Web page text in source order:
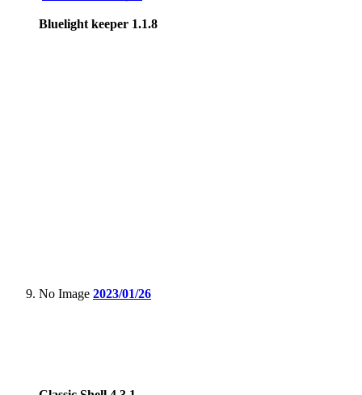
Bluelight keeper 1.1.8
No Image 2023/01/26